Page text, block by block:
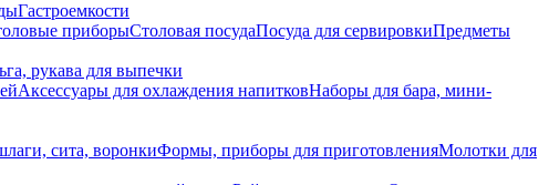
Гастроемкости
приборыСтоловая посудаПосуда для сервировкиПредметы
рукава для выпечки
Аксессуары для охлаждения напитковНаборы для бара, мини-
сита, воронкиФормы, приборы для приготовленияМолотки для